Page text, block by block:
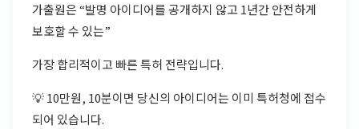
가출원은 “발명 아이디어를 공개하지 않고 1년간 안전하게
보호할 수 있는”
가장 합리적이고 빠른 특허 전략입니다.
💡 10만원, 10분이면 당신의 아이디어는 이미 특허청에 접수
되어 있습니다.